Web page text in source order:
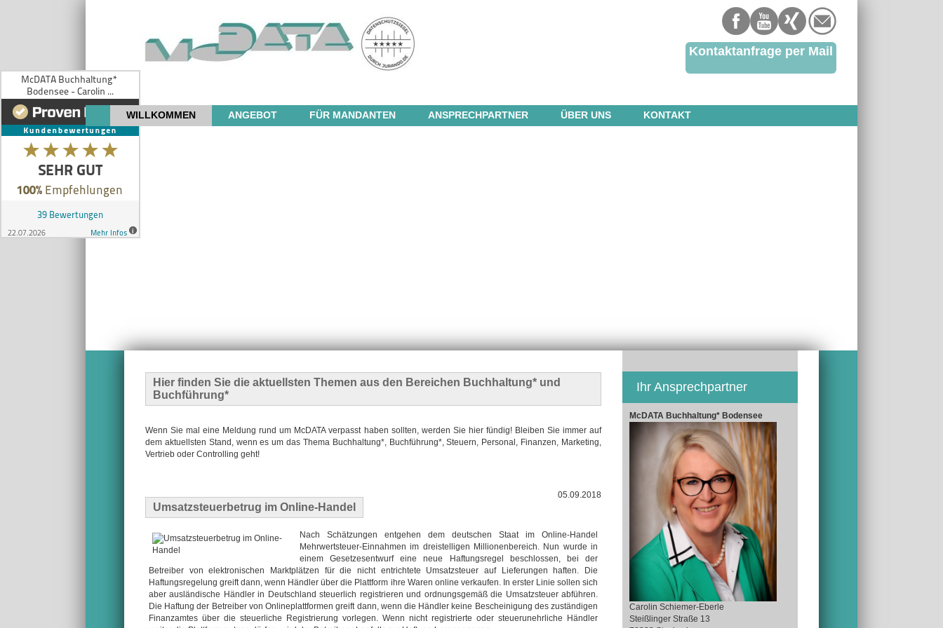
Kontaktanfrage per Mail
WILLKOMMEN ANGEBOT FÜR MANDANTEN ANSPRECHPARTNER ÜBER UNS KONTAKT
Hier finden Sie die aktuellsten Themen aus den Bereichen Buchhaltung* und
Buchführung*
Wenn Sie mal eine Meldung rund um McDATA verpasst haben sollten, werden Sie hier fündig! Bleiben Sie immer auf
dem aktuellsten Stand, wenn es um das Thema Buchhaltung*, Buchführung*, Steuern, Personal, Finanzen, Marketing,
Vertrieb oder Controlling geht!
Umsatzsteuerbetrug im Online-Handel
05.09.2018
Nach Schätzungen entgehen dem deutschen Staat im Online-Handel
Mehrwertsteuer-Einnahmen im dreistelligen Millionenbereich. Nun wurde in
einem Gesetzesentwurf eine neue Haftungsregel beschlossen, bei der
Betreiber von elektronischen Marktplätzen für die nicht entrichtete Umsatzsteuer auf Lieferungen haften. Die
Haftungsregelung greift dann, wenn Händler über die Plattform ihre Waren online verkaufen. In erster Linie sollen sich
aber ausländische Händler in Deutschland steuerlich registrieren und ordnungsgemäß die Umsatzsteuer abführen.
Die Haftung der Betreiber von Onlineplattformen greift dann, wenn die Händler keine Bescheinigung des zuständigen
Finanzamtes über die steuerliche Registrierung vorlegen. Wenn nicht registrierte oder steuerunehrliche Händler
Ihr Ansprechpartner
McDATA Buchhaltung* Bodensee
Carolin Schiemer-Eberle
Steißlinger Straße 13